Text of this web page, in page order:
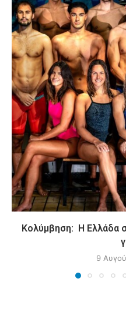
Κολύμβηση: Η Ελλάδα
9